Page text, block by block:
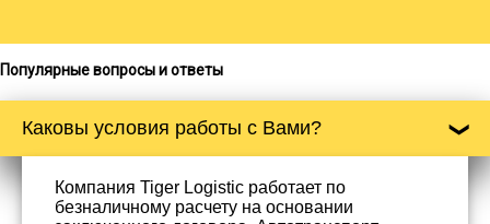
Популярные вопросы и ответы
Каковы условия работы с Вами?
Компания Tiger Logistic работает по
безналичному расчету на основании